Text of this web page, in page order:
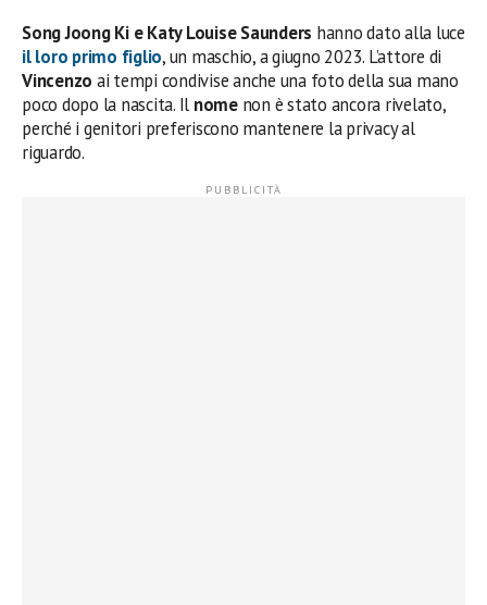
Song Joong Ki e Katy Louise Saunders hanno dato alla luce
il loro primo figlio, un maschio, a giugno 2023. L’attore di
Vincenzo ai tempi condivise anche una foto della sua mano
poco dopo la nascita. Il nome non è stato ancora rivelato,
perché i genitori preferiscono mantenere la privacy al
riguardo.